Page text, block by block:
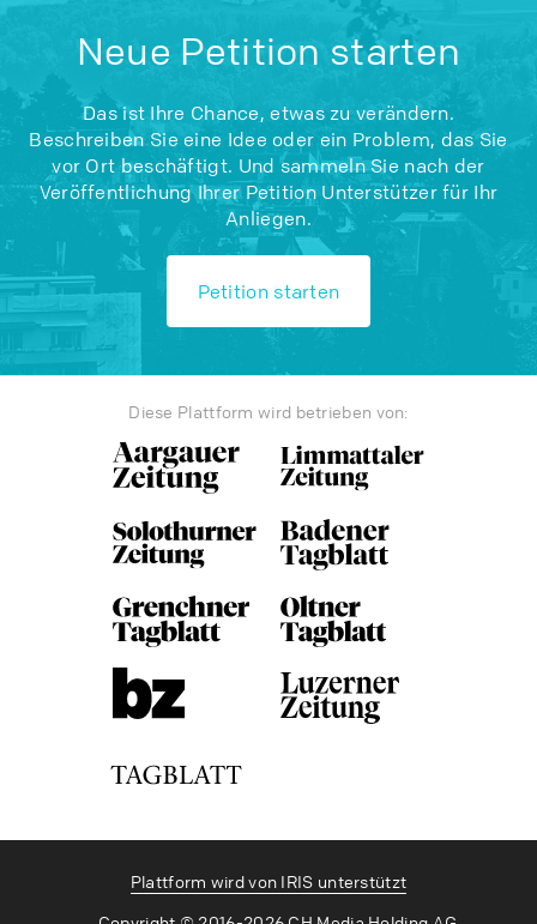
Neue Petition starten
Das ist Ihre Chance, etwas zu verändern.
Beschreiben Sie eine Idee oder ein Problem, das Sie
vor Ort beschäftigt. Und sammeln Sie nach der
Veröffentlichung Ihrer Petition Unterstützer für Ihr
Anliegen.
Petition starten
Diese Plattform wird betrieben von:
Plattform wird von IRIS unterstützt